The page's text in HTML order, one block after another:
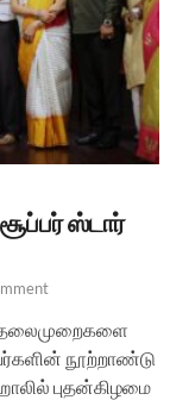
ஸ்டார்
தலைமுறைகளை
நூற்றாண்டு
புதன்கிழமை